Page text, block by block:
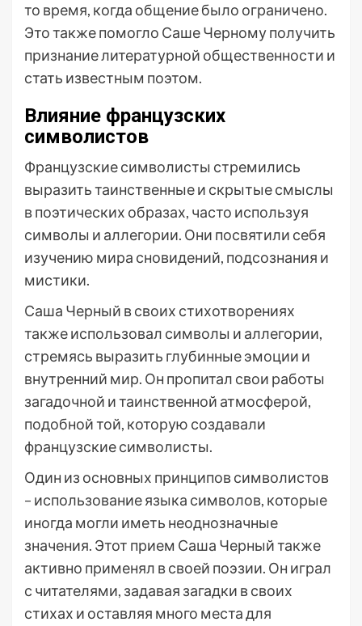
то время, когда общение было ограничено.
Это также помогло Саше Черному получить
признание литературной общественности и
стать известным поэтом.
Влияние французских
символистов
Французские символисты стремились
выразить таинственные и скрытые смыслы
в поэтических образах, часто используя
символы и аллегории. Они посвятили себя
изучению мира сновидений, подсознания и
мистики.
Саша Черный в своих стихотворениях
также использовал символы и аллегории,
стремясь выразить глубинные эмоции и
внутренний мир. Он пропитал свои работы
загадочной и таинственной атмосферой,
подобной той, которую создавали
французские символисты.
Один из основных принципов символистов
– использование языка символов, которые
иногда могли иметь неоднозначные
значения. Этот прием Саша Черный также
активно применял в своей поэзии. Он играл
с читателями, задавая загадки в своих
стихах и оставляя много места для